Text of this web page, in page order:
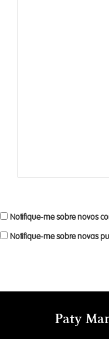
Notifique-me sobre novos
Notifique-me sobre novas
Paty